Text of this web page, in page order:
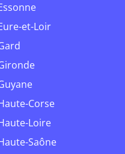
Essonne
Eure-et-Loir
Gard
Gironde
Guyane
Haute-Corse
Haute-Loire
Haute-Saône